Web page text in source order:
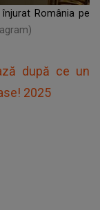
România pe
după ce un
2025